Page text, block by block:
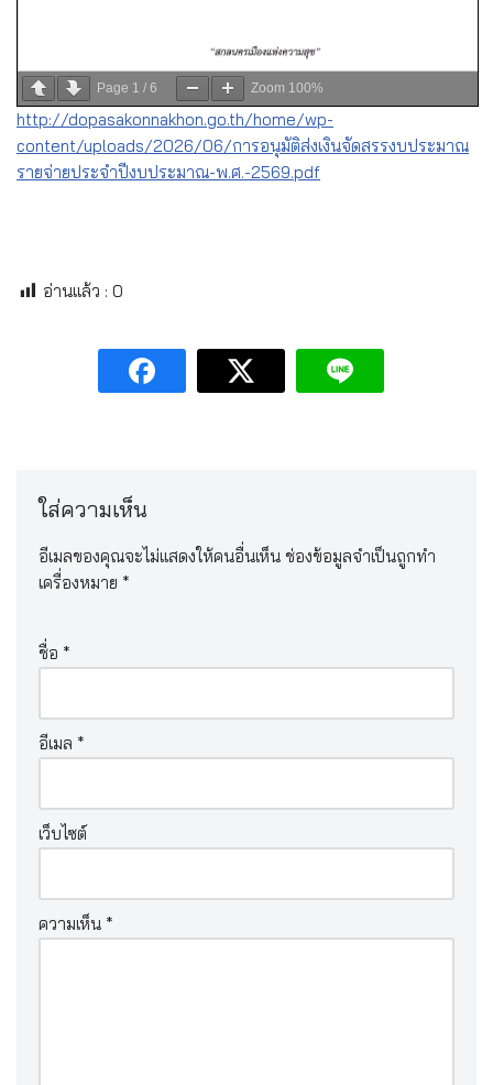
Page 1 / 6 Zoom 100%
http://dopasakonnakhon.go.th/home/wp-
content/uploads/2026/06/การอนุมัติส่งเงินจัดสรรงบประมาณ
รายจ่ายประจำปีงบประมาณ-พ.ศ.-2569.pdf
อ่านแล้ว : 0
ใส่ความเห็น
อีเมลของคุณจะไม่แสดงให้คนอื่นเห็น ช่องข้อมูลจำเป็นถูกทำ
เครื่องหมาย *
ชื่อ *
อีเมล *
เว็บไซต์
ความเห็น *